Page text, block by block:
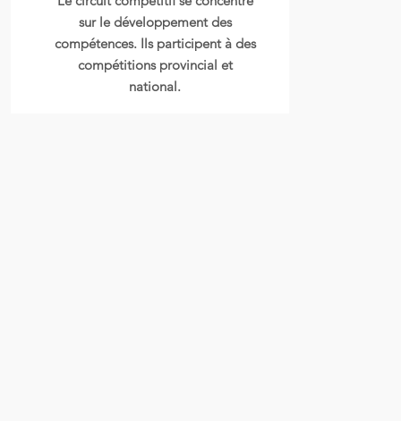
sur le développement des
compétences. Ils participent à des
compétitions provincial et
national.